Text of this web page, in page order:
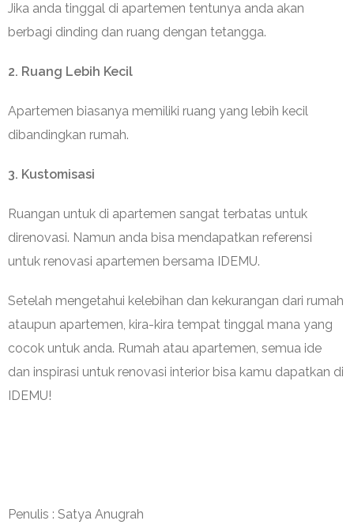
Jika anda tinggal di apartemen tentunya anda akan
berbagi dinding dan ruang dengan tetangga.
2. Ruang Lebih Kecil
Apartemen biasanya memiliki ruang yang lebih kecil
dibandingkan rumah.
3. Kustomisasi
Ruangan untuk di apartemen sangat terbatas untuk
direnovasi. Namun anda bisa mendapatkan referensi
untuk renovasi apartemen bersama IDEMU.
Setelah mengetahui kelebihan dan kekurangan dari rumah
ataupun apartemen, kira-kira tempat tinggal mana yang
cocok untuk anda. Rumah atau apartemen, semua ide
dan inspirasi untuk renovasi interior bisa kamu dapatkan di
IDEMU!
Penulis : Satya Anugrah